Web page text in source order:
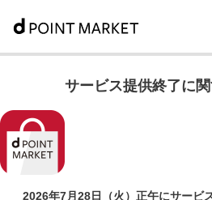
サービス提供終了に
2026年7月28日（火）正午にサービ